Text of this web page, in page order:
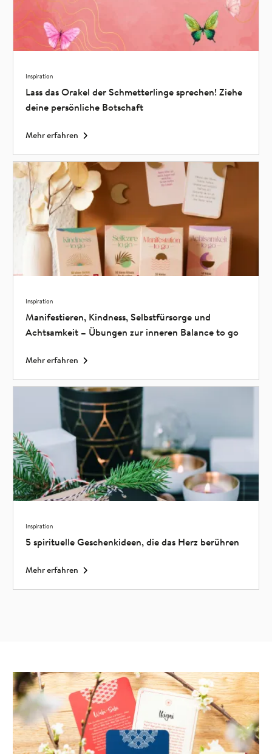
Inspiration
Lass das Orakel der Schmetterlinge sprechen! Ziehe
deine persönliche Botschaft
Mehr erfahren
Inspiration
Manifestieren, Kindness, Selbstfürsorge und
Achtsamkeit – Übungen zur inneren Balance to go
Mehr erfahren
Inspiration
5 spirituelle Geschenkideen, die das Herz berühren
Mehr erfahren